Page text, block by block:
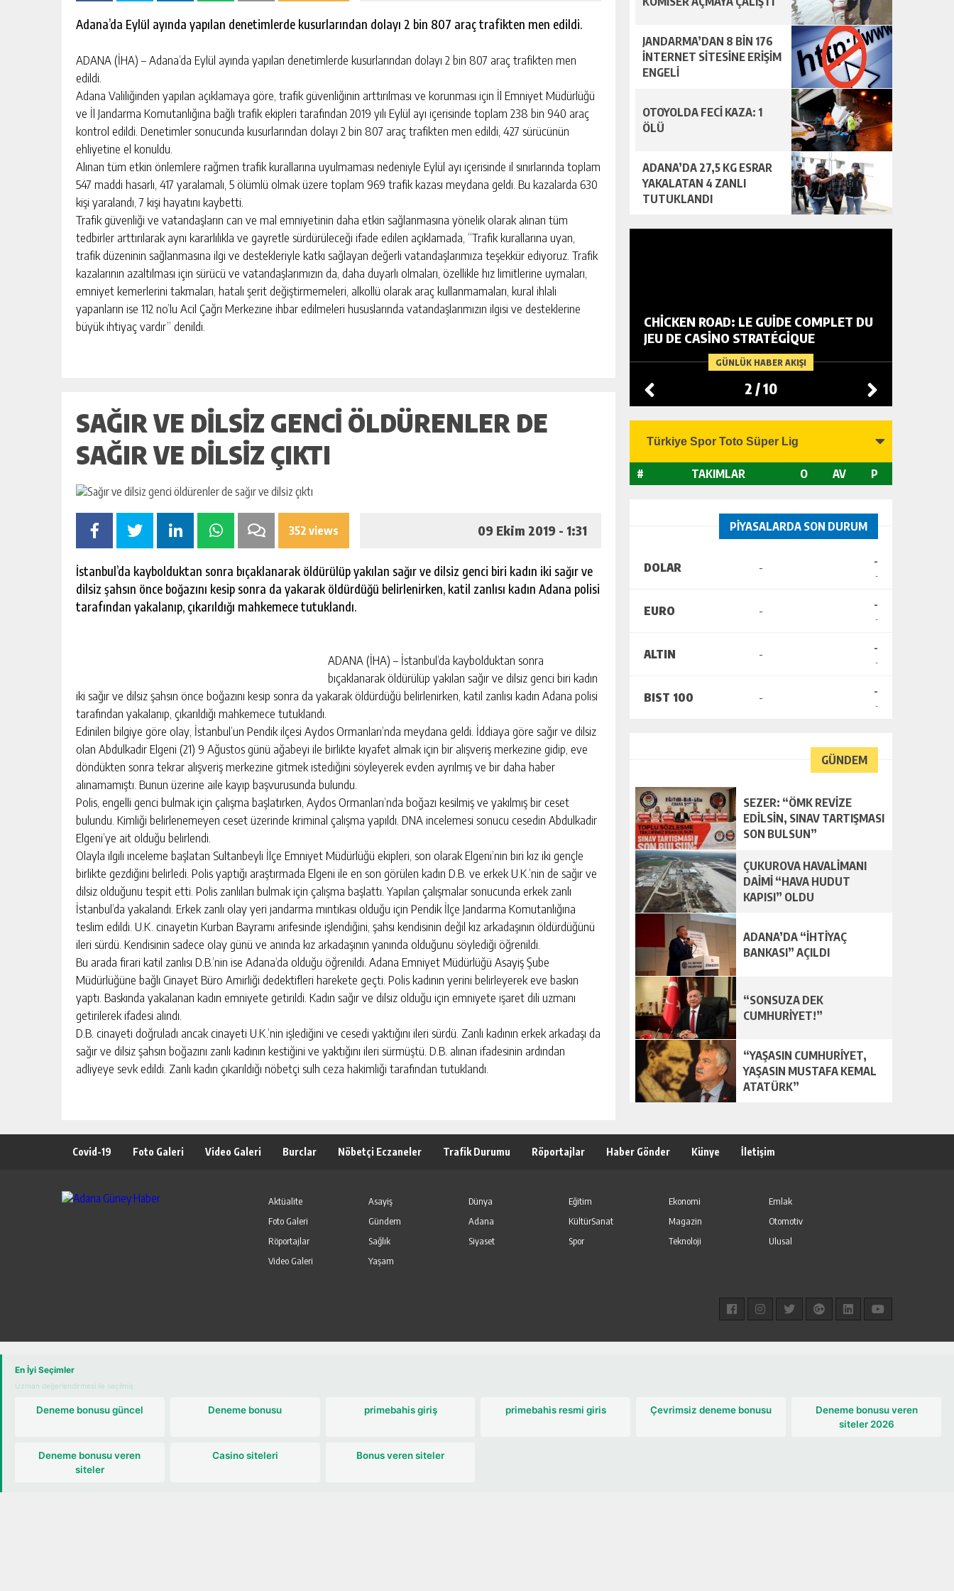
Adana’da Eylül ayında yapılan denetimlerde kusurlarından dolayı 2 bin 807 araç trafikten men edildi.
ADANA (İHA) – Adana’da Eylül ayında yapılan denetimlerde kusurlarından dolayı 2 bin 807 araç trafikten men
edildi.
Adana Valiliğinden yapılan açıklamaya göre, trafik güvenliğinin arttırılması ve korunması için İl Emniyet Müdürlüğü
ve İl Jandarma Komutanlığına bağlı trafik ekipleri tarafından 2019 yılı Eylül ayı içerisinde toplam 238 bin 940 araç
kontrol edildi. Denetimler sonucunda kusurlarından dolayı 2 bin 807 araç trafikten men edildi, 427 sürücünün
ehliyetine el konuldu.
Alınan tüm etkin önlemlere rağmen trafik kurallarına uyulmaması nedeniyle Eylül ayı içerisinde il sınırlarında toplam
547 maddi hasarlı, 417 yaralamalı, 5 ölümlü olmak üzere toplam 969 trafik kazası meydana geldi. Bu kazalarda 630
kişi yaralandı, 7 kişi hayatını kaybetti.
Trafik güvenliği ve vatandaşların can ve mal emniyetinin daha etkin sağlanmasına yönelik olarak alınan tüm
tedbirler arttırılarak aynı kararlılıkla ve gayretle sürdürüleceği ifade edilen açıklamada, “Trafik kurallarına uyan,
trafik düzeninin sağlanmasına ilgi ve destekleriyle katkı sağlayan değerli vatandaşlarımıza teşekkür ediyoruz. Trafik
kazalarının azaltılması için sürücü ve vatandaşlarımızın da, daha duyarlı olmaları, özellikle hız limitlerine uymaları,
emniyet kemerlerini takmaları, hatalı şerit değiştirmemeleri, alkollü olarak araç kullanmamaları, kural ihlali
yapanların ise 112 no’lu Acil Çağrı Merkezine ihbar edilmeleri hususlarında vatandaşlarımızın ilgisi ve desteklerine
büyük ihtiyaç vardır” denildi.
SAĞIR VE DILSIZ GENCI ÖLDÜRENLER DE
SAĞIR VE DILSIZ ÇIKTI
352 views 09 Ekim 2019 - 1:31
İstanbul’da kaybolduktan sonra bıçaklanarak öldürülüp yakılan sağır ve dilsiz genci biri kadın iki sağır ve
dilsiz şahsın önce boğazını kesip sonra da yakarak öldürdüğü belirlenirken, katil zanlısı kadın Adana polisi
tarafından yakalanıp, çıkarıldığı mahkemece tutuklandı.
ADANA (İHA) – İstanbul’da kaybolduktan sonra
bıçaklanarak öldürülüp yakılan sağır ve dilsiz genci biri kadın
iki sağır ve dilsiz şahsın önce boğazını kesip sonra da yakarak öldürdüğü belirlenirken, katil zanlısı kadın Adana polisi
tarafından yakalanıp, çıkarıldığı mahkemece tutuklandı.
Edinilen bilgiye göre olay, İstanbul’un Pendik ilçesi Aydos Ormanları’nda meydana geldi. İddiaya göre sağır ve dilsiz
olan Abdulkadir Elgeni (21) 9 Ağustos günü ağabeyi ile birlikte kıyafet almak için bir alışveriş merkezine gidip, eve
döndükten sonra tekrar alışveriş merkezine gitmek istediğini söyleyerek evden ayrılmış ve bir daha haber
alınamamıştı. Bunun üzerine aile kayıp başvurusunda bulundu.
Polis, engelli genci bulmak için çalışma başlatırken, Aydos Ormanları’nda boğazı kesilmiş ve yakılmış bir ceset
bulundu. Kimliği belirlenemeyen ceset üzerinde kriminal çalışma yapıldı. DNA incelemesi sonucu cesedin Abdulkadir
Elgeni’ye ait olduğu belirlendi.
Olayla ilgili inceleme başlatan Sultanbeyli İlçe Emniyet Müdürlüğü ekipleri, son olarak Elgeni’nin biri kız iki gençle
birlikte gezdiğini belirledi. Polis yaptığı araştırmada Elgeni ile en son görülen kadın D.B. ve erkek U.K.’nin de sağır ve
dilsiz olduğunu tespit etti. Polis zanlıları bulmak için çalışma başlattı. Yapılan çalışmalar sonucunda erkek zanlı
İstanbul’da yakalandı. Erkek zanlı olay yeri jandarma mıntıkası olduğu için Pendik İlçe Jandarma Komutanlığına
teslim edildi. U.K. cinayetin Kurban Bayramı arifesinde işlendiğini, şahsı kendisinin değil kız arkadaşının öldürdüğünü
ileri sürdü. Kendisinin sadece olay günü ve anında kız arkadaşının yanında olduğunu söylediği öğrenildi.
Bu arada firari katil zanlısı D.B.’nin ise Adana’da olduğu öğrenildi. Adana Emniyet Müdürlüğü Asayiş Şube
Müdürlüğüne bağlı Cinayet Büro Amirliği dedektifleri harekete geçti. Polis kadının yerini belirleyerek eve baskın
yaptı. Baskında yakalanan kadın emniyete getirildi. Kadın sağır ve dilsiz olduğu için emniyete işaret dili uzmanı
getirilerek ifadesi alındı.
D.B. cinayeti doğruladı ancak cinayeti U.K.’nin işlediğini ve cesedi yaktığını ileri sürdü. Zanlı kadının erkek arkadaşı da
sağır ve dilsiz şahsın boğazını zanlı kadının kestiğini ve yaktığını ileri sürmüştü. D.B. alınan ifadesinin ardından
adliyeye sevk edildi. Zanlı kadın çıkarıldığı nöbetçi sulh ceza hakimliği tarafından tutuklandı.
JANDARMA’DAN 8 BİN 176
İNTERNET SİTESİNE ERİŞİM
ENGELİ
OTOYOLDA FECİ KAZA: 1
ÖLÜ
ADANA’DA 27,5 KG ESRAR
YAKALATAN 4 ZANLI
TUTUKLANDI
BAHÇE’DE 2 KATLI BİNA MAHKEMEDEN
SATILIK
CHICKEN ROAD: LE MANUEL COMPLET
GÜNLÜK HABER AKIŞI
CHICKEN ROAD: LE GUIDE COMPLET DU
JEU DE CASINO STRATÉGIQUE
2 /10
# TAKIMLAR O AV P
PİYASALARDA SON DURUM
DOLAR - -
-
EURO - -
-
ALTIN - -
-
BIST 100 - -
-
GÜNDEM
SEZER: “ÖMK REVİZE
EDİLSİN, SINAV TARTIŞMASI
SON BULSUN”
ÇUKUROVA HAVALİMANI
DAİMİ “HAVA HUDUT
KAPISI” OLDU
ADANA’DA “İHTİYAÇ
BANKASI” AÇILDI
“SONSUZA DEK
CUMHURİYET!”
“YAŞASIN CUMHURİYET,
YAŞASIN MUSTAFA KEMAL
ATATÜRK”
Covid-19 Foto Galeri Video Galeri Burclar Nöbetçi Eczaneler Trafik Durumu Röportajlar Haber Gönder Künye İletişim
Aktüalite Asayiş Dünya Eğitim Ekonomi
Emlak
Foto Galeri
Gündem Adana KültürSanat Magazin
Otomotiv
Röportajlar
Sağlık Siyaset Spor Teknoloji
Ulusal
Video Galeri
Yaşam
En İyi Seçimler
Uzman değerlendirmesi ile seçilmiş
Deneme bonusu güncel Deneme bonusu primebahis giriş primebahis resmi giris Çevrimsiz deneme bonusu
Deneme bonusu veren
siteler 2026
Deneme bonusu veren
siteler
Casino siteleri Bonus veren siteler